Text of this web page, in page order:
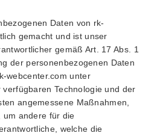
Daten von rk-
gemacht und ist unser
gemäß Art. 17 Abs. 1
der personenbezogenen Daten
webcenter.com unter
Technologie und der
angemessene Maßnahmen,
um andere für die
welche die